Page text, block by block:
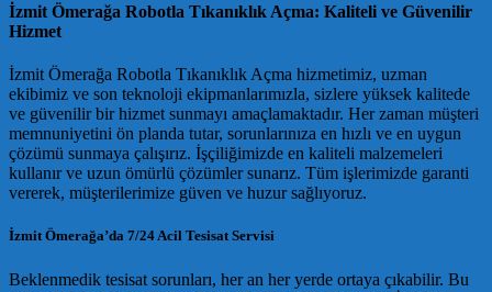
İzmit Ömerağa Robotla Tıkanıklık Açma: Kaliteli ve Güvenilir
Hizmet
İzmit Ömerağa Robotla Tıkanıklık Açma hizmetimiz, uzman
ekibimiz ve son teknoloji ekipmanlarımızla, sizlere yüksek kalitede
ve güvenilir bir hizmet sunmayı amaçlamaktadır. Her zaman müşteri
memnuniyetini ön planda tutar, sorunlarınıza en hızlı ve en uygun
çözümü sunmaya çalışırız. İşçiliğimizde en kaliteli malzemeleri
kullanır ve uzun ömürlü çözümler sunarız. Tüm işlerimizde garanti
vererek, müşterilerimize güven ve huzur sağlıyoruz.
İzmit Ömerağa’da 7/24 Acil Tesisat Servisi
Beklenmedik tesisat sorunları, her an her yerde ortaya çıkabilir. Bu